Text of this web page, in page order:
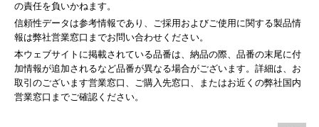
の責任を負いかねます。
信頼性データは参考情報であり、ご採用およびご使用に関する製品情
報は弊社営業窓口までお問い合わせください。
本ウェブサイトに掲載されている品番は、納品の際、品番の末尾に付
加情報が追加されるなど品番が異なる場合がございます。詳細は、お
取引のございます営業窓口、ご購入先窓口、またはお近くの弊社国内
営業窓口までご確認ください。